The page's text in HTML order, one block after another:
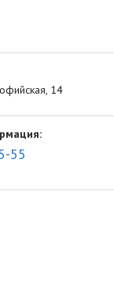
14
55